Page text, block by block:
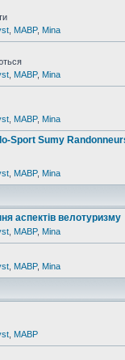
MABP, Mina
MABP, Mina
MABP, Mina
Sport Sumy
MABP, Mina
аспектів велотуризму
MABP, Mina
MABP, Mina
MABP